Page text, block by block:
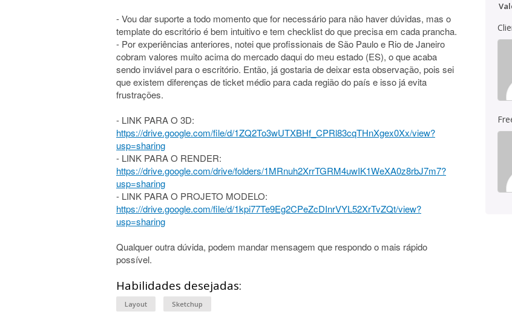
- Vou dar suporte a todo momento que for necessário para não haver dúvidas, mas o
template do escritório é bem intuitivo e tem checklist do que precisa em cada prancha.
- Por experiências anteriores, notei que profissionais de São Paulo e Rio de Janeiro
cobram valores muito acima do mercado daqui do meu estado (ES), o que acaba
sendo inviável para o escritório. Então, já gostaria de deixar esta observação, pois sei
que existem diferenças de ticket médio para cada região do país e isso já evita
frustrações.
- LINK PARA O 3D:
https://drive.google.com/file/d/1ZQ2To3wUTXBHf_CPRl83cqTHnXgex0Xx/view?
usp=sharing
- LINK PARA O RENDER:
https://drive.google.com/drive/folders/1MRnuh2XrrTGRM4uwIK1WeXA0z8rbJ7m7?
usp=sharing
- LINK PARA O PROJETO MODELO:
https://drive.google.com/file/d/1kpi77Te9Eg2CPeZcDInrVYL52XrTvZQt/view?
usp=sharing
Qualquer outra dúvida, podem mandar mensagem que respondo o mais rápido
possível.
Habilidades desejadas:
Layout Sketchup